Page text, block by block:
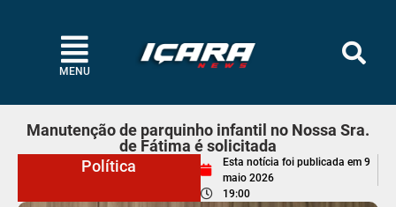
MENU
Manutenção de parquinho infantil no Nossa Sra.
de Fátima é solicitada
Política
Esta notícia foi publicada em 9
maio 2026
19:00